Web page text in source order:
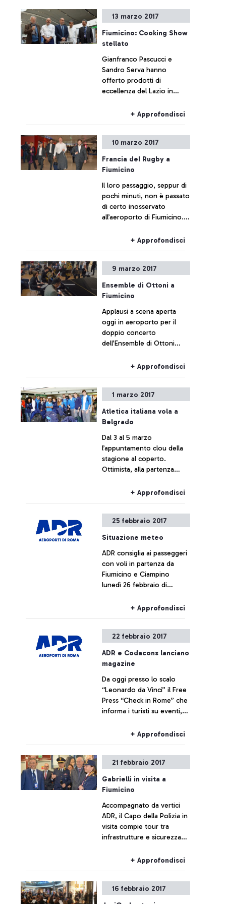
13 marzo 2017
Fiumicino: Cooking Show
stellato
Gianfranco Pascucci e
Sandro Serva hanno
offerto prodotti di
eccellenza del Lazio in
insieme agli studenti degli
istituti alberghieri locali.
All’evento hanno
partecipato il Presidente
della Regione Lazio Nicola
Zingaretti, il sindaco di
e l’AD di Aeroporti di Roma
Ugo de Carolis.
+ Approfondisci
10 marzo 2017
Francia del Rugby a
Fiumicino
Il loro passaggio, seppur di
pochi minuti, non è passato
di certo inosservato
all’aeroporto di Fiumicino.
autografi per i “Galletti” di
Francia che, sabato
prossimo allo Stadio
Olimpico di Roma,
affronteranno l'Italia nella
quarta giornata del Torneo
+ Approfondisci
9 marzo 2017
Ensemble di Ottoni a
Fiumicino
Applausi a scena aperta
oggi in aeroporto per il
doppio concerto
dell’Ensemble di Ottoni
dell’Accademia Nazionale
per la seconda stagione di
“Santa Cecilia al Volo”.
+ Approfondisci
1 marzo 2017
Atletica italiana vola a
Belgrado
Dal 3 al 5 marzo
l’appuntamento clou della
stagione al coperto.
Ottimista, alla partenza
il Direttore Tecnico Elio
Locatelli: “Italia giovane ma
da podio”.
+ Approfondisci
25 febbraio 2017
Situazione meteo
ADR consiglia ai passeggeri
con voli in partenza da
Fiumicino e Ciampino
lunedì 26 febbraio di
proprio aeroporto con
congruo anticipo
+ Approfondisci
22 febbraio 2017
ADR e Codacons lanciano
magazine
Da oggi presso lo scalo
“Leonardo da Vinci” il Free
Press “Check in Rome” che
informa i turisti su eventi,
culturali nella capitale.
+ Approfondisci
21 febbraio 2017
Gabrielli in visita a
Fiumicino
Accompagnato da vertici
ADR, il Capo della Polizia in
visita compie tour tra
infrastrutture e sicurezza
dalla nuova area di imbarco
E.
+ Approfondisci
16 febbraio 2017